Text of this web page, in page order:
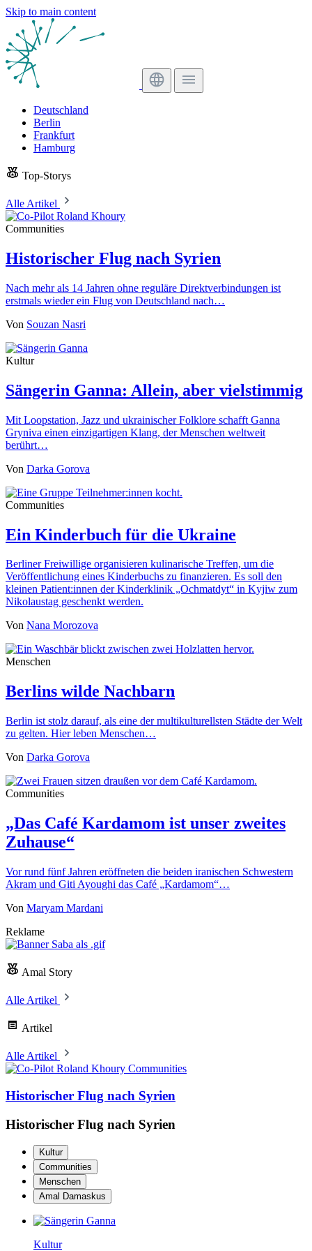
Skip to main content
Deutschland
Berlin
Frankfurt
Hamburg
Top-Storys
Alle Artikel
Communities
Historischer Flug nach Syrien
Nach mehr als 14 Jahren ohne reguläre Direktverbindungen ist
erstmals wieder ein Flug von Deutschland nach…
Von Souzan Nasri
Kultur
Sängerin Ganna: Allein, aber vielstimmig
Mit Loopstation, Jazz und ukrainischer Folklore schafft Ganna
Gryniva einen einzigartigen Klang, der Menschen weltweit
berührt…
Von Darka Gorova
Communities
Ein Kinderbuch für die Ukraine
Berliner Freiwillige organisieren kulinarische Treffen, um die
Veröffentlichung eines Kinderbuchs zu finanzieren. Es soll den
kleinen Patient:innen der Kinderklinik „Ochmatdyt“ in Kyjiw zum
Nikolaustag geschenkt werden.
Von Nana Morozova
Menschen
Berlins wilde Nachbarn
Berlin ist stolz darauf, als eine der multikulturellsten Städte der Welt
zu gelten. Hier leben Menschen…
Von Darka Gorova
Communities
„Das Café Kardamom ist unser zweites
Zuhause“
Vor rund fünf Jahren eröffneten die beiden iranischen Schwestern
Akram und Giti Ayoughi das Café „Kardamom“…
Von Maryam Mardani
Reklame
Amal Story
Alle Artikel
Artikel
Alle Artikel
Communities
Historischer Flug nach Syrien
Historischer Flug nach Syrien
Kultur
Communities
Menschen
Amal Damaskus
Kultur